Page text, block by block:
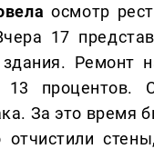
осмотр
17
Ремонт
13 процентов.
За это
отчистили